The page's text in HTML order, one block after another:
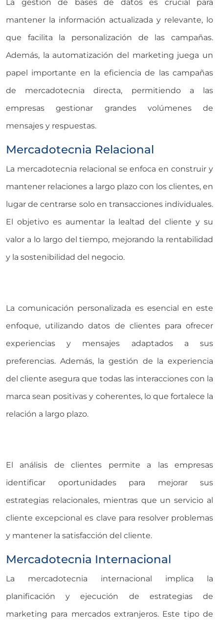
La gestión de bases de datos es crucial para
mantener la información actualizada y relevante, lo
que facilita la personalización de las campañas.
Además, la automatización del marketing juega un
papel importante en la eficiencia de las campañas
de mercadotecnia directa, permitiendo a las
empresas gestionar grandes volúmenes de
mensajes y respuestas.
Mercadotecnia Relacional
La mercadotecnia relacional se enfoca en construir y
mantener relaciones a largo plazo con los clientes, en
lugar de centrarse solo en transacciones individuales.
El objetivo es aumentar la lealtad del cliente y su
valor a lo largo del tiempo, mejorando la rentabilidad
y la sostenibilidad del negocio.
La comunicación personalizada es esencial en este
enfoque, utilizando datos de clientes para ofrecer
experiencias y mensajes adaptados a sus
preferencias. Además, la gestión de la experiencia
del cliente asegura que todas las interacciones con la
marca sean positivas y coherentes, lo que fortalece la
relación a largo plazo.
El análisis de clientes permite a las empresas
identificar oportunidades para mejorar sus
estrategias relacionales, mientras que un servicio al
cliente excepcional es clave para resolver problemas
y mantener la satisfacción del cliente.
Mercadotecnia Internacional
La mercadotecnia internacional implica la
planificación y ejecución de estrategias de
marketing para mercados extranjeros. Este tipo de